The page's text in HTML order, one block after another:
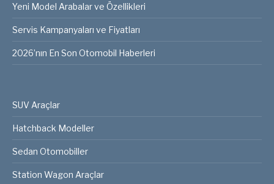
Yeni Model Arabalar ve Özellikleri
Servis Kampanyaları ve Fiyatları
2026’nın En Son Otomobil Haberleri
SUV Araçlar
Hatchback Modeller
Sedan Otomobiller
Station Wagon Araçlar